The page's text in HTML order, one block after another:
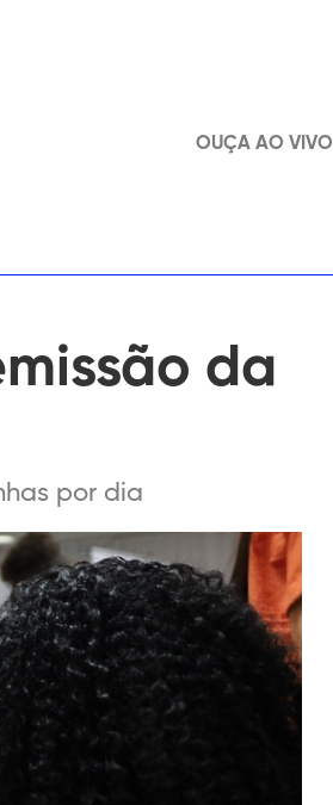
OUÇA AO VIVO
da
por dia